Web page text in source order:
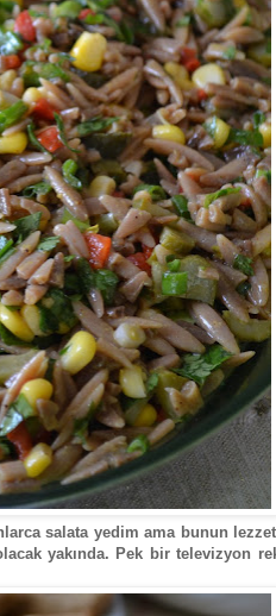
salata yedim ama bunun
yakında. Pek bir televizyon